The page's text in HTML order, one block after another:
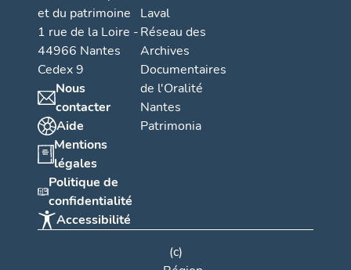
et du patrimoine
1 rue de la Loire -
44966 Nantes
Cedex 9
Nous
contacter
Aide
Mentions
légales
Politique de
confidentialité
Accessibilité
Laval
Réseau des
Archives
Documentaires
de l'Oralité
Nantes
Patrimonia
(c)